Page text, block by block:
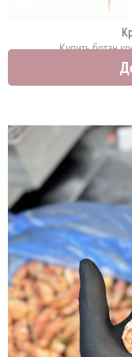
Купить ботан